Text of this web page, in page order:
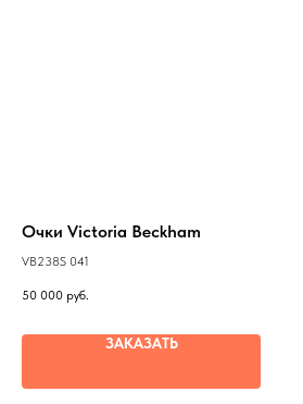
Очки Victoria Beckham
VB238S 041
50 000 руб.
ЗАКАЗАТЬ